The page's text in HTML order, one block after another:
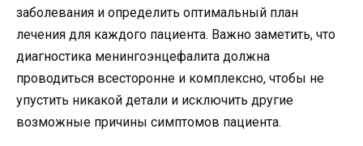
заболевания и определить оптимальный план
лечения для каждого пациента. Важно заметить, что
диагностика менингоэнцефалита должна
проводиться всесторонне и комплексно, чтобы не
упустить никакой детали и исключить другие
возможные причины симптомов пациента.